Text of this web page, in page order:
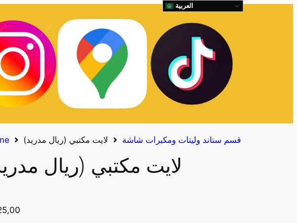
قسم ستاند وليتات ومكبرات شاشة لايت مكتبي (ريال مدريد)
لايت مكتبي (ريال
العربية